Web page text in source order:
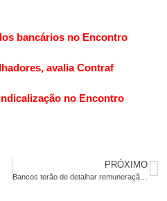
bancários no Encontro
avalia Contraf
no Encontro
PRÓXIMO
Bancos terão de detalhar remuneração com ações nos balanços